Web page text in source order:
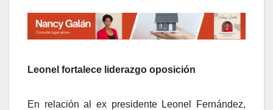
Leonel fortalece liderazgo oposición
En relación al ex presidente Leonel Fernández,